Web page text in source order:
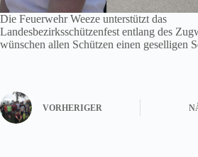
Die Feuerwehr Weeze unterstützt das
Landesbezirksschützenfest entlang des
wünschen allen Schützen einen geselligen
VORHERIGER